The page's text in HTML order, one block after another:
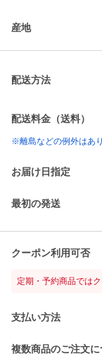
産地
配送方法
配送料金（送料）
※離島などの例外はあ
お届け日指定
最初の発送
クーポン利用可否
定期・予約商品では
支払い方法
複数商品のご注文に